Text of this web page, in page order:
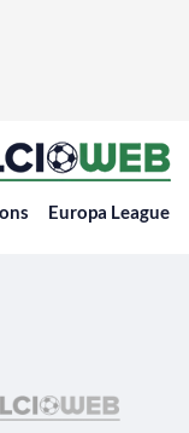
Europa League